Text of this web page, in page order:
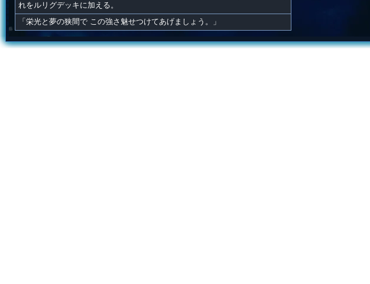
れをルリグデッキに加える。
「栄光と夢の狭間で この強さ魅せつけてあげましょう。」